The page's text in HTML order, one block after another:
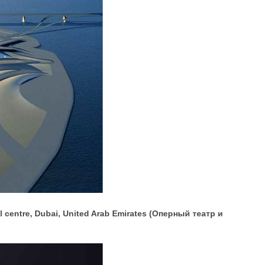
Dubai, United Arab Emirates (Оперный театр и